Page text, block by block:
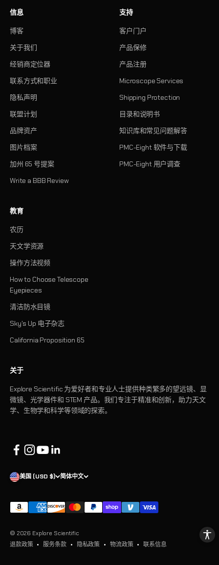
信息
博客
关于我们
经销商定位器
联系方式和职业
隐私声明
联盟计划
品牌资产
图片档案
加州 65 号提案
Write a BBB Review
支持
客户门户
产品保修
产品注册
Microscope Services
Shipping Protection
目录和说明书
知识库和常见问题解答
PMC-Eight 软件与下载
PMC-Eight 用户调查
教育
农历
天文学资源
操作方法视频
How to Choose Telescope
Eyepieces
清洁防水目镜
Sky's Up 电子杂志
California Proposition 65
关于
Explore Scientific 为爱好者和专业人士提供种类繁多的望远镜、显
微镜、光学器件和 STEM 产品。我们专注于精准和创新，助力天文
学、生物学和科学等领域的探索。
美国 (USD $) 简体中文
© 2026 Explore Scientific
退款政策
服务条款 隐私政策 物流政策 联系信息